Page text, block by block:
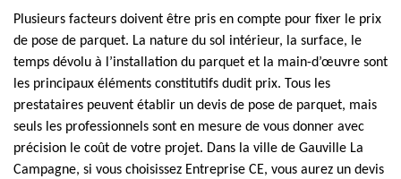
Plusieurs facteurs doivent être pris en compte pour fixer le prix
de pose de parquet. La nature du sol intérieur, la surface, le
temps dévolu à l’installation du parquet et la main-d’œuvre sont
les principaux éléments constitutifs dudit prix. Tous les
prestataires peuvent établir un devis de pose de parquet, mais
seuls les professionnels sont en mesure de vous donner avec
précision le coût de votre projet. Dans la ville de Gauville La
Campagne, si vous choisissez Entreprise CE, vous aurez un devis